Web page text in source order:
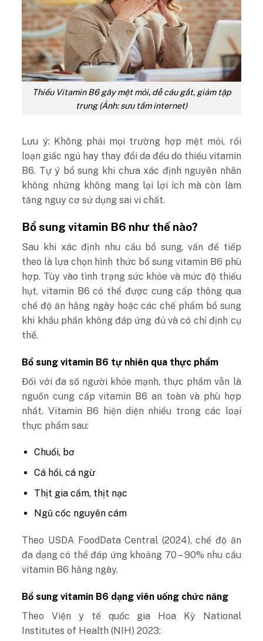
Thiếu Vitamin B6 gây mệt mỏi, dễ cáu gắt, giảm tập
trung (Ảnh: sưu tầm internet)
Lưu ý: Không phải mọi trường hợp mệt mỏi, rối
loạn giấc ngủ hay thay đổi da đều do thiếu vitamin
B6. Tự ý bổ sung khi chưa xác định nguyên nhân
không những không mang lại lợi ích mà còn làm
tăng nguy cơ sử dụng sai vi chất.
Bổ sung vitamin B6 như thế nào?
Sau khi xác định nhu cầu bổ sung, vấn đề tiếp
theo là lựa chọn hình thức bổ sung vitamin B6 phù
hợp. Tùy vào tình trạng sức khỏe và mức độ thiếu
hụt, vitamin B6 có thể được cung cấp thông qua
chế độ ăn hằng ngày hoặc các chế phẩm bổ sung
khi khẩu phần không đáp ứng đủ và có chỉ định cụ
thể.
Bổ sung vitamin B6 tự nhiên qua thực phẩm
Đối với đa số người khỏe mạnh, thực phẩm vẫn là
nguồn cung cấp vitamin B6 an toàn và phù hợp
nhất. Vitamin B6 hiện diện nhiều trong các loại
thực phẩm sau:
Chuối, bơ
Cá hồi, cá ngừ
Thịt gia cầm, thịt nạc
Ngũ cốc nguyên cám
Theo USDA FoodData Central (2024), chế độ ăn
đa dạng có thể đáp ứng khoảng 70 – 90% nhu cầu
vitamin B6 hằng ngày.
Bổ sung vitamin B6 dạng viên uống chức năng
Theo Viện y tế quốc gia Hoa Kỳ National
Institutes of Health (NIH) 2023: